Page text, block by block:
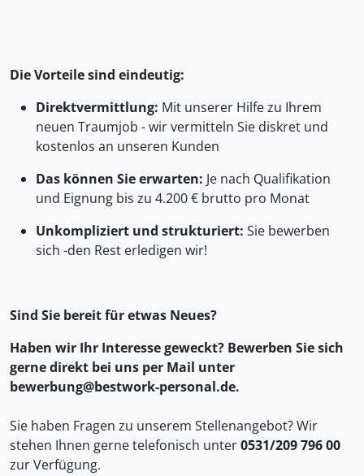
Die Vorteile sind eindeutig:
Direktvermittlung: Mit unserer Hilfe zu Ihrem
neuen Traumjob - wir vermitteln Sie diskret und
kostenlos an unseren Kunden
Das können Sie erwarten: Je nach Qualifikation
und Eignung bis zu 4.200 € brutto pro Monat
Unkompliziert und strukturiert: Sie bewerben
sich -den Rest erledigen wir!
Sind Sie bereit für etwas Neues?
Haben wir Ihr Interesse geweckt? Bewerben Sie sich
gerne direkt bei uns per Mail unter
bewerbung@bestwork-personal.de.
Sie haben Fragen zu unserem Stellenangebot? Wir
stehen Ihnen gerne telefonisch unter0531/209 796 00
zur Verfügung.